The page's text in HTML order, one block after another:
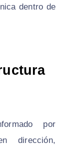
dentro de
por
dirección,